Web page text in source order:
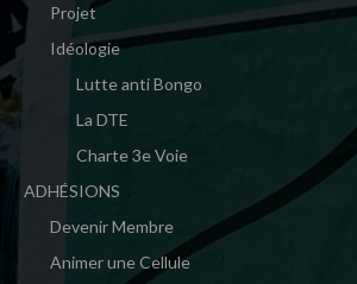
Projet
Idéologie
Lutte anti Bongo
La DTE
Charte 3e Voie
ADHÉSIONS
Devenir Membre
Animer une Cellule